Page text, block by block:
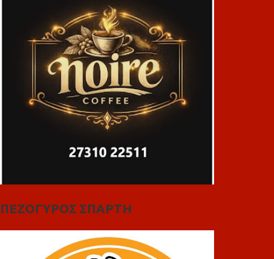
ΠΕΖΟΓΥΡΟΣ ΣΠΑΡΤΗ